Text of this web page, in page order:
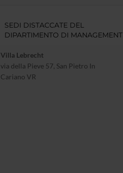
SEDI DISTACCATE DEL
DIPARTIMENTO DI MANAGEMENT
Villa Lebrecht
via della Pieve 57, San Pietro In
Cariano VR